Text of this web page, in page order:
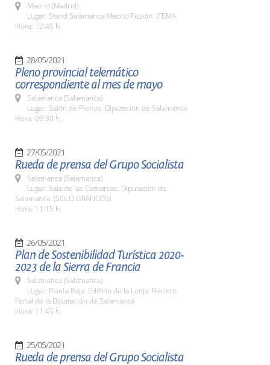
Madrid (Madrid)
Lugar: Stand Salamanca Madrid Fusión. IFEMA
Hora: 12:45 h.
28/05/2021
Pleno provincial telemático
correspondiente al mes de mayo
Salamanca (Salamanca)
Lugar: Salón de Plenos. Diputación de Salamanca
Hora: 09:30 h.
27/05/2021
Rueda de prensa del Grupo Socialista
Salamanca (Salamanca)
Lugar: Sala de las Comarcas. Diputación de
Salamanca. (SOLO GRÁFICOS)
Hora: 11:15 h.
26/05/2021
Plan de Sostenibilidad Turística 2020-
2023 de la Sierra de Francia
Salamanca (Salamanca)
Lugar: Planta Baja. Edificio de la Lonja. Recinto
Ferial de la Diputación de Salamanca
Hora: 11:45 h.
25/05/2021
Rueda de prensa del Grupo Socialista